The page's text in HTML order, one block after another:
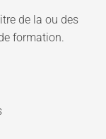
de la ou des
formation.